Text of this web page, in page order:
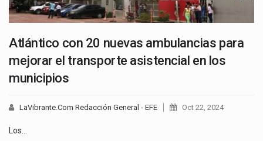
Atlántico con 20 nuevas ambulancias para
mejorar el transporte asistencial en los
municipios
LaVibrante.Com Redacción General - EFE Oct 22, 2024
Los…